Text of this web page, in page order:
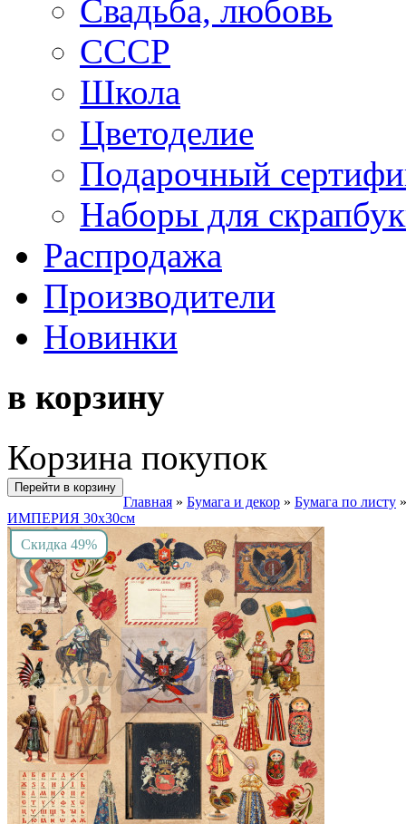
Свадьба, любовь
СССР
Школа
Цветоделие
Подарочный
Наборы для
Распродажа
Производители
Новинки
в корзину
Корзина покупок
Перейти в корзину
Главная » Бумага и декор » Бумага по листу
ИМПЕРИЯ 30х30см
Скидка 49%